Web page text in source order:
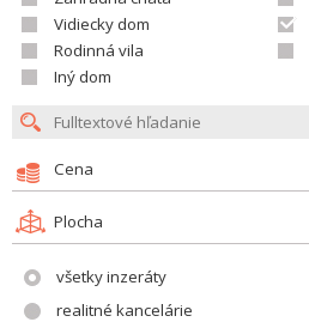
Vidiecky dom
Rodinná vila
Iný dom
Cena
Plocha
všetky inzeráty
realitné kancelárie